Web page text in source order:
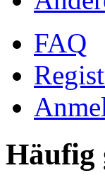
FAQ
Häufig